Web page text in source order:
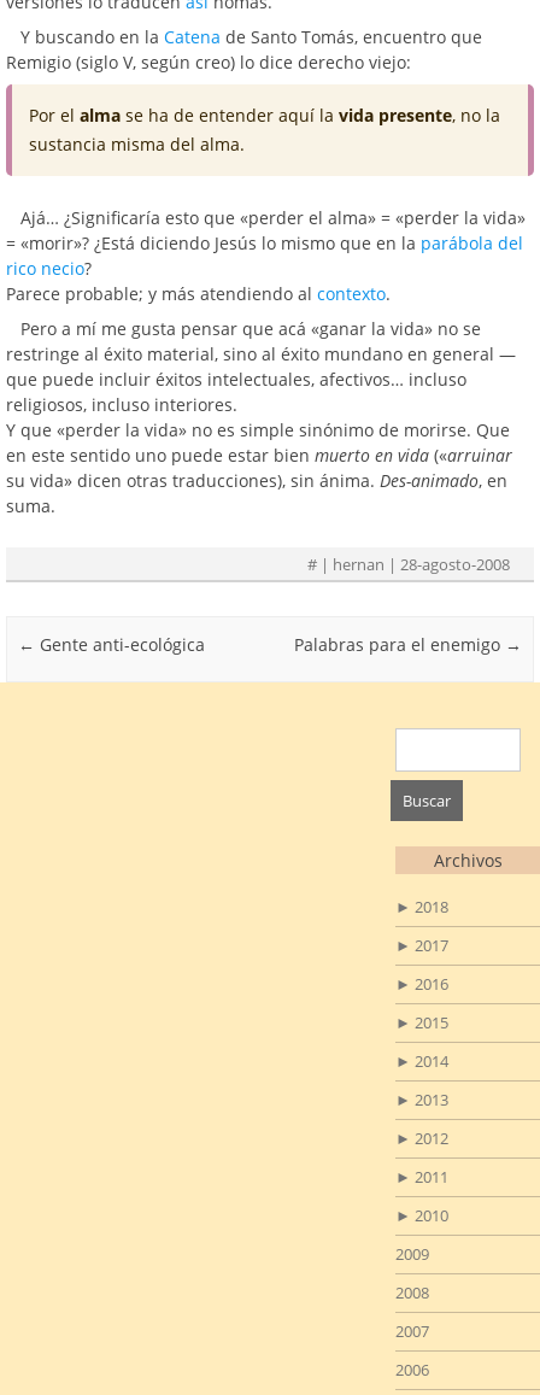
Y buscando en la Catena de Santo Tomás, encuentro que
Remigio (siglo V, según creo) lo dice derecho viejo:
Por el alma se ha de entender aquí la vida presente, no la
sustancia misma del alma.
Ajá… ¿Significaría esto que «perder el alma» = «perder la vida»
= «morir»? ¿Está diciendo Jesús lo mismo que en la parábola del
rico necio?
Parece probable; y más atendiendo al contexto.
Pero a mí me gusta pensar que acá «ganar la vida» no se
restringe al éxito material, sino al éxito mundano en general —
que puede incluir éxitos intelectuales, afectivos… incluso
religiosos, incluso interiores.
Y que «perder la vida» no es simple sinónimo de morirse. Que
en este sentido uno puede estar bien muerto en vida («arruinar
su vida» dicen otras traducciones), sin ánima. Des-animado, en
suma.
# | hernan | 28-agosto-2008
Post navigation
← Gente anti-ecológica Palabras para el enemigo →
Archivos
► 2018
► 2017
► 2016
► 2015
► 2014
► 2013
► 2012
► 2011
► 2010
2009
2008
2007
2006